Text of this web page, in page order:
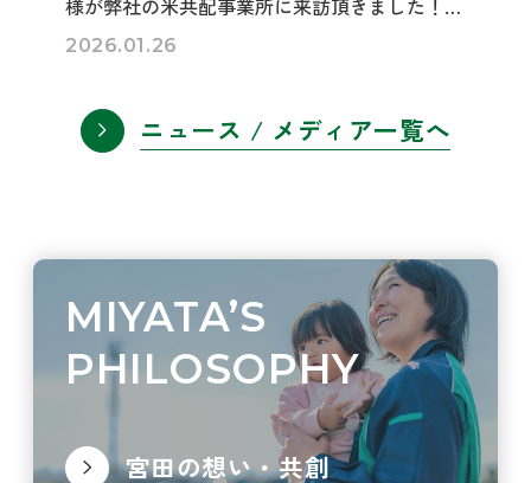
15カ国21名の方と交流をすることができ、楽し
真剣な眼差しや、質疑応答での熱気には圧倒さ
れます...
2026.01.26
ニュース / メディア一覧へ
MIYATA’S
PHILOSOPHY
宮田の想い・共創